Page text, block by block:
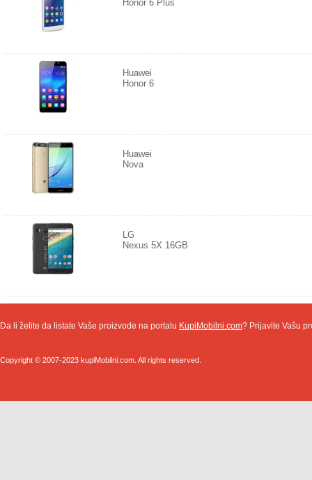
Honor 6 Plus
Huawei
Honor 6
Huawei
Nova
LG
Nexus 5X 16GB
Da li želite da listate Vaše proizvode na portalu KupiMobilni.com? Prijavite Vašu
Copyright © 2007-2023 kupiMobilni.com. All rights reserved.